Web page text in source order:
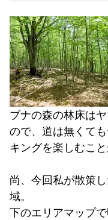
ブナの森の林床は
ので、道は無くて
キングを楽しむこと
尚、今回私が散策
域。
下のエリアマップ